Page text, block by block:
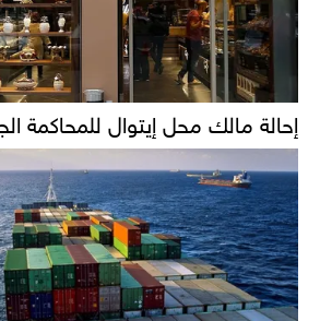
إحالة مالك محل إيتوال للمحاكمة